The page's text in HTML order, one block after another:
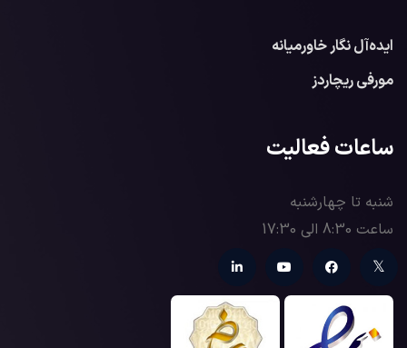
ایده‌آل نگار خاورمیانه
مورفی ریچاردز
ساعات فعالیت
شنبه تا چهارشنبه
ساعت 8:30 الی 17:30